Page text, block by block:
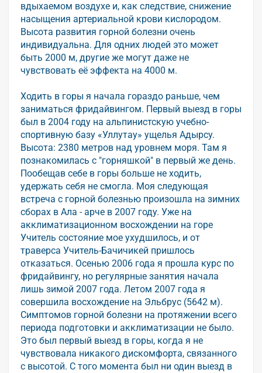
вдыхаемом воздухе и, как следствие, снижение
насыщения артериальной крови кислородом.
Высота развития горной болезни очень
индивидуальна. Для одних людей это может
быть 2000 м, другие же могут даже не
чувствовать её эффекта на 4000 м.
Ходить в горы я начала гораздо раньше, чем
заниматься фридайвингом. Первый выезд в горы
был в 2004 году на альпинистскую учебно-
спортивную базу «Уллутау» ущелья Адырсу.
Высота: 2380 метров над уровнем моря. Там я
познакомилась с "горняшкой" в первый же день.
Пообещав себе в горы больше не ходить,
удержать себя не смогла. Моя следующая
встреча с горной болезнью произошла на зимних
сборах в Ала - арче в 2007 году. Уже на
акклиматизационном восхождении на горе
Учитель состояние мое ухудшилось, и от
траверса Учитель-Бачичикей пришлось
отказаться. Осенью 2006 года я прошла курс по
фридайвингу, но регулярные занятия начала
лишь зимой 2007 года. Летом 2007 года я
совершила восхождение на Эльбрус (5642 м).
Симптомов горной болезни на протяжении всего
периода подготовки и акклиматизации не было.
Это был первый выезд в горы, когда я не
чувствовала никакого дискомфорта, связанного
с высотой. С того момента был ни один выезд в